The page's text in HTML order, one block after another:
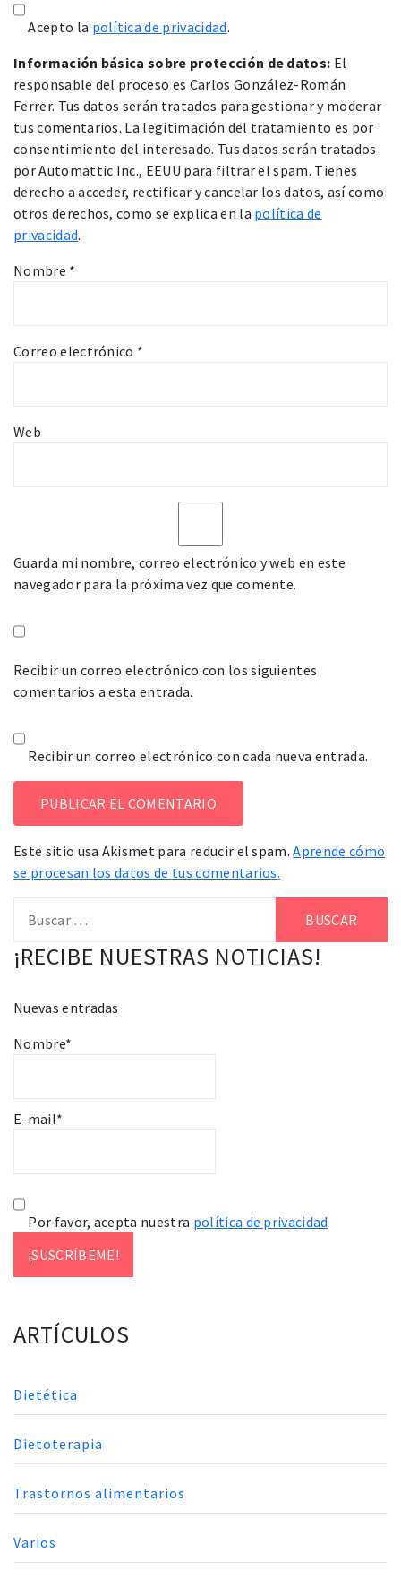
Acepto la política de privacidad.
Información básica sobre protección de datos: El
responsable del proceso es Carlos González-Román
Ferrer. Tus datos serán tratados para gestionar y moderar
tus comentarios. La legitimación del tratamiento es por
consentimiento del interesado. Tus datos serán tratados
por Automattic Inc., EEUU para filtrar el spam. Tienes
derecho a acceder, rectificar y cancelar los datos, así como
otros derechos, como se explica en la política de
privacidad.
Nombre *
Correo electrónico *
Web
Guarda mi nombre, correo electrónico y web en este
navegador para la próxima vez que comente.
Recibir un correo electrónico con los siguientes
comentarios a esta entrada.
Recibir un correo electrónico con cada nueva entrada.
Este sitio usa Akismet para reducir el spam.Aprende cómo
se procesan los datos de tus comentarios.
¡RECIBE NUESTRAS NOTICIAS!
Nuevas entradas
Nombre*
E-mail*
Por favor, acepta nuestra política de privacidad
ARTÍCULOS
Dietética
Dietoterapia
Trastornos alimentarios
Varios